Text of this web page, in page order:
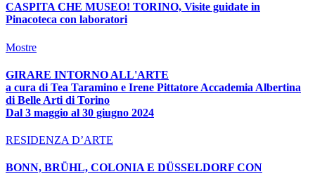
CASPITA CHE MUSEO! TORINO, Visite guidate in
Pinacoteca con laboratori
Mostre
GIRARE INTORNO ALL'ARTE
a cura di Tea Taramino e Irene Pittatore Accademia Albertina
di Belle Arti di Torino
Dal 3 maggio al 30 giugno 2024
RESIDENZA D’ARTE
BONN, BRÜHL, COLONIA E DÜSSELDORF CON